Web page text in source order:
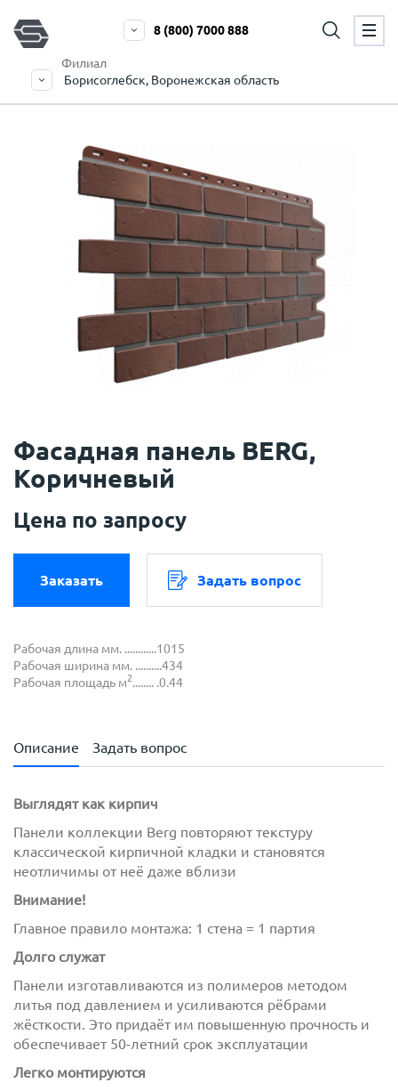
Филиал
Борисоглебск, Воронежская область
8 (800) 7000 888
Фасадная панель BERG,
Коричневый
Цена по запросу
Заказать Задать вопрос
Рабочая длина мм. ............1015
Рабочая ширина мм. ..........434
Рабочая площадь м2........ .0.44
Описание Задать вопрос
сполитикой обработки персональных данных
ознакомлен(-а) и даюсогласиена обработку
персональных данных
политикой конфиденциальности
ознакомлен(-а)
Выглядят как кирпич
Панели коллекции Berg повторяют текстуру
классической кирпичной кладки и становятся
неотличимы от неё даже вблизи
Внимание!
Главное правило монтажа: 1 стена = 1 партия
Долго служат
Панели изготавливаются из полимеров методом
литья под давлением и усиливаются рёбрами
жёсткости. Это придаёт им повышенную прочность и
обеспечивает 50-летний срок эксплуатации
Легко монтируются